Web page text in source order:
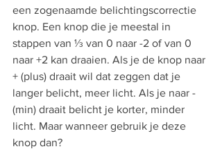
een zogenaamde belichtingscorrectie
knop. Een knop die je meestal in
stappen van ⅓ van 0 naar -2 of van 0
naar +2 kan draaien. Als je de knop naar
+ (plus) draait wil dat zeggen dat je
langer belicht, meer licht. Als je naar -
(min) draait belicht je korter, minder
licht. Maar wanneer gebruik je deze
knop dan?